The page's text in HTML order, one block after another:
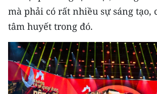
mà phải có rất nhiều sự sáng tạo,
tâm huyết trong đó.